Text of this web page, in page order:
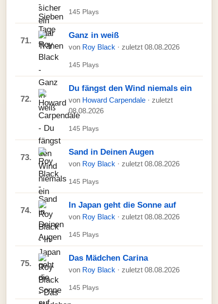
145 Plays
71.
Ganz in weiß
von Roy Black · zuletzt 08.08.2026
145 Plays
72.
Du fängst den Wind niemals ein
von Howard Carpendale · zuletzt
08.08.2026
145 Plays
73.
Sand in Deinen Augen
von Roy Black · zuletzt 08.08.2026
145 Plays
74.
In Japan geht die Sonne auf
von Roy Black · zuletzt 08.08.2026
145 Plays
75.
Das Mädchen Carina
von Roy Black · zuletzt 08.08.2026
145 Plays